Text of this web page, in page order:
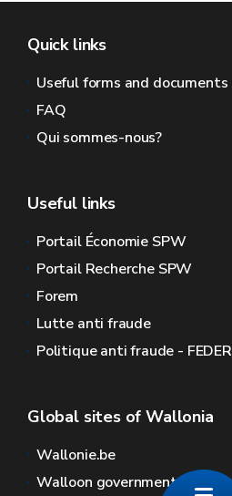
Quick links
Useful forms and documents
FAQ
Qui sommes-nous?
Useful links
Portail Économie SPW
Portail Recherche SPW
Forem
Lutte anti fraude
Politique anti fraude - FEDER
Global sites of Wallonia
Wallonie.be
Walloon government